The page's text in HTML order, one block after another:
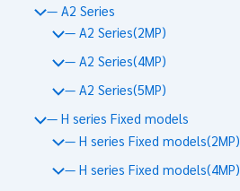
— A2 Series
— A2 Series(2MP)
— A2 Series(4MP)
— A2 Series(5MP)
— H series Fixed models
— H series Fixed models(2MP)
— H series Fixed models(4MP)